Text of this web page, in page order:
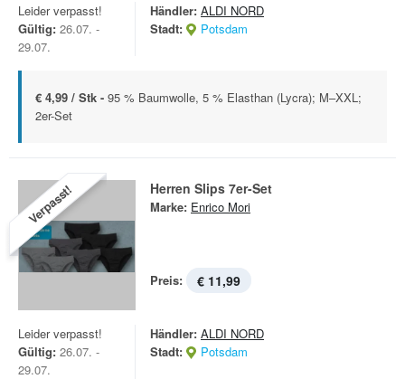
Leider verpasst!
Gültig: 26.07. -
29.07.
Händler: ALDI NORD
Stadt:
Potsdam
€ 4,99 / Stk - 95 % Baumwolle, 5 % Elasthan (Lycra); M–XXL;
2er-Set
Verpasst! Herren Slips 7er-Set
Marke: Enrico Mori
Preis: € 11,99
Leider verpasst!
Gültig: 26.07. -
29.07.
Händler: ALDI NORD
Stadt:
Potsdam